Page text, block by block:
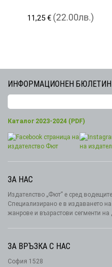
11,25 € (22.00лв.)
ИНФОРМАЦИОНЕН БЮЛЕТИН
Каталог 2023-2024 (PDF)
ЗА НАС
Издателство „Фют” е сред
Специализирано е в издаването
жанрове и възрастови сегменти на
ЗА ВРЪЗКА С НАС
София 1528